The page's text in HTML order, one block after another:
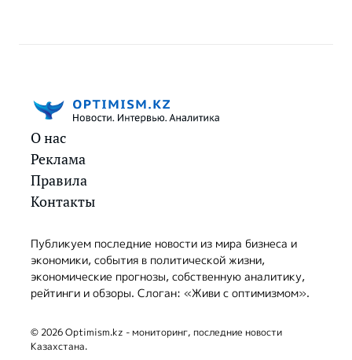
О нас
Реклама
Правила
Контакты
Публикуем последние новости из мира бизнеса и
экономики, события в политической жизни,
экономические прогнозы, собственную аналитику,
рейтинги и обзоры. Слоган: «Живи с оптимизмом».
© 2026 Optimism.kz - мониторинг, последние новости
Казахстана.